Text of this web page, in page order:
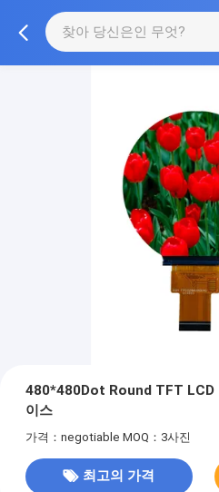
480*480Dot Round TFT LCD
이스
가격：negotiable MOQ：3사진
최고의 가격